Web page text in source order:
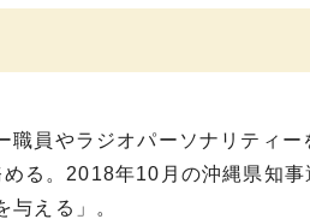
職員やラジオパーソナリティ
る。2018年10月の沖縄県知
与える」。